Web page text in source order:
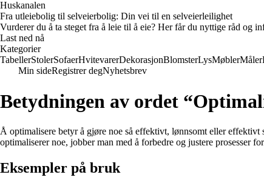
Huskanalen
Fra utleiebolig til selveierbolig: Din vei til en selveierleilighet
Vurderer du å ta steget fra å leie til å eie? Her får du nyttige råd og
Last ned nå
Kategorier
TabellerStolerSofaerHvitevarerDekorasjonBlomsterLysMøblerMåler
Min sideRegistrer degNyhetsbrev
Betydningen av ordet
Å optimalisere betyr å gjøre noe så effektivt, lønnsomt eller
optimaliserer noe, jobber man med å forbedre og justere prosesser
Eksempler på bruk